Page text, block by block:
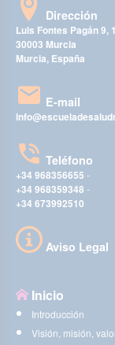
Dirección
Luis Fontes Pagán 9,
30003 Murcia
Murcia, España
E-mail
Teléfono
+34 968356655 -
+34 968359348 -
+34 673992510
Aviso Legal
Inicio
Introducción
Visión, misión,